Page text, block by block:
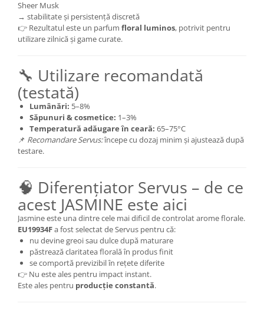
Sheer Musk
→ stabilitate și persistență discretă
👉 Rezultatul este un parfum floral luminos, potrivit pentru
utilizare zilnică și game curate.
🔧 Utilizare recomandată
(testată)
Lumânări: 5–8%
Săpunuri & cosmetice: 1–3%
Temperatură adăugare în ceară: 65–75°C
📌 Recomandare Servus:începe cu dozaj minim și ajustează după
testare.
🧠 Diferențiator Servus – de ce
acest JASMINE este aici
Jasmine este una dintre cele mai dificil de controlat arome florale.
EU19934Fa fost selectat de Servus pentru că:
nu devine greoi sau dulce după maturare
păstrează claritatea florală în produs finit
se comportă previzibil în rețete diferite
👉 Nu este ales pentru impact instant.
Este ales pentru producție constantă.